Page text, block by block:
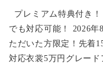
プレミアム特典付き
でも対応可能！ 2026
ただいた方限定！先着
対応衣裳5万円グレー